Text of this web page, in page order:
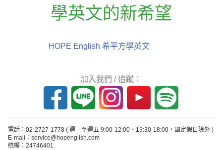
學英文的新希望
HOPE English 希平方學英文
加入我們 / 追蹤：
電話：02-2727-1778 ( 週一至週五 9:00-12:00、13:30-18:00，國定假日除外 )
E-mail：service@hopenglish.com
統編：24746401